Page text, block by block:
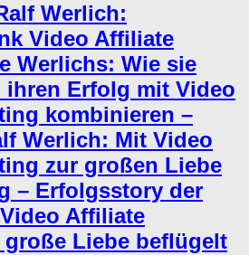
Werlich:
Video Affiliate
Werlichs: Wie sie
ihren Erfolg mit Video
kombinieren –
Werlich: Mit Video
zur großen Liebe
– Erfolgsstory der
Affiliate
Liebe beflügelt